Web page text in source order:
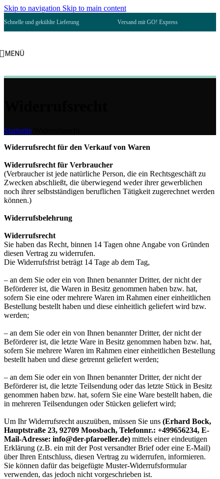
Skip to navigation Skip to main content
Schnelle und gekühlte Lieferung Versand mit GO! Express
MENÜ
Startseite
Widerrufsrecht für den Verkauf von Waren
Widerrufsrecht für Verbraucher
(Verbraucher ist jede natürliche Person, die ein Rechtsgeschäft zu
Zwecken abschließt, die überwiegend weder ihrer gewerblichen
noch ihrer selbstständigen beruflichen Tätigkeit zugerechnet werden
können.)
Widerrufsbelehrung
Widerrufsrecht
Sie haben das Recht, binnen 14 Tagen ohne Angabe von Gründen
diesen Vertrag zu widerrufen.
Die Widerrufsfrist beträgt 14 Tage ab dem Tag,
– an dem Sie oder ein von Ihnen benannter Dritter, der nicht der
Beförderer ist, die Waren in Besitz genommen haben bzw. hat,
sofern Sie eine oder mehrere Waren im Rahmen einer einheitlichen
Bestellung bestellt haben und diese einheitlich geliefert wird bzw.
werden;
– an dem Sie oder ein von Ihnen benannter Dritter, der nicht der
Beförderer ist, die letzte Ware in Besitz genommen haben bzw. hat,
sofern Sie mehrere Waren im Rahmen einer einheitlichen Bestellung
bestellt haben und diese getrennt geliefert werden;
– an dem Sie oder ein von Ihnen benannter Dritter, der nicht der
Beförderer ist, die letzte Teilsendung oder das letzte Stück in Besitz
genommen haben bzw. hat, sofern Sie eine Ware bestellt haben, die
in mehreren Teilsendungen oder Stücken geliefert wird;
Um Ihr Widerrufsrecht auszuüben, müssen Sie uns (Erhard Bock,
Hauptstraße 23, 92709 Moosbach, Telefonnr.: +499656234, E-
Mail-Adresse: info@der-pfaroeller.de) mittels einer eindeutigen
Erklärung (z.B. ein mit der Post versandter Brief oder eine E-Mail)
über Ihren Entschluss, diesen Vertrag zu widerrufen, informieren.
Sie können dafür das beigefügte Muster-Widerrufsformular
verwenden, das jedoch nicht vorgeschrieben ist.